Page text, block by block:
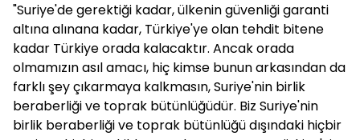
"Suriye'de gerektiği kadar, ülkenin güvenliği garanti
altına alınana kadar, Türkiye'ye olan tehdit bitene
kadar Türkiye orada kalacaktır. Ancak orada
olmamızın asıl amacı, hiç kimse bunun arkasından da
farklı şey çıkarmaya kalkmasın, Suriye'nin birlik
beraberliği ve toprak bütünlüğüdür. Biz Suriye'nin
birlik beraberliği ve toprak bütünlüğü dışındaki hiçbir